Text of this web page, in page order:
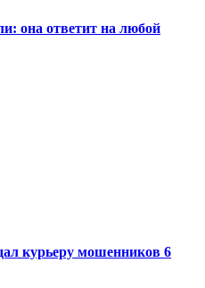
она ответит на любой
курьеру мошенников 6